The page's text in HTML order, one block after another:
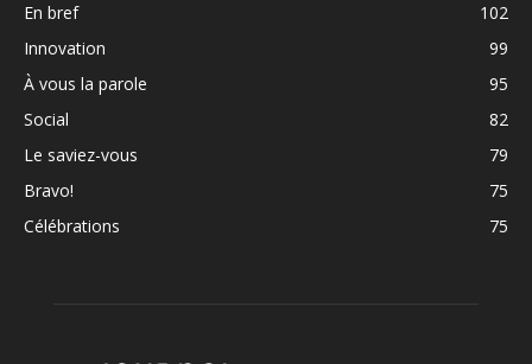
En bref
102
Innovation
99
À vous la parole
95
Social
82
Le saviez-vous
79
Bravo!
75
Célébrations
75